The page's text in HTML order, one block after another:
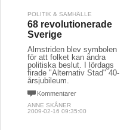
POLITIK & SAMHÄLLE
68 revolutionerade
Sverige
Almstriden blev symbolen
för att folket kan ändra
politiska beslut. I lördags
firade "Alternativ Stad" 40-
årsjubileum.
Kommentarer
ANNE SKÅNER
2009-02-16 09:35:00